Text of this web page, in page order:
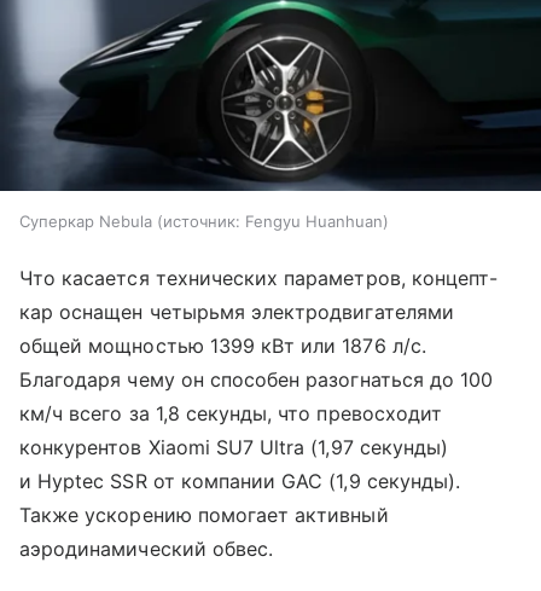
Суперкар Nebula источник: Fengyu Huanhuan
Что касается технических параметров, концепт-
кар оснащен четырьмя электродвигателями
общей мощностью 1399 кВт или 1876 л/с.
Благодаря чему он способен разогнаться до 100
км/ч всего за 1,8 секунды, что превосходит
конкурентов Xiaomi SU7 Ultra (1,97 секунды)
и Hyptec SSR от компании GAC (1,9 секунды).
Также ускорению помогает активный
аэродинамический обвес.